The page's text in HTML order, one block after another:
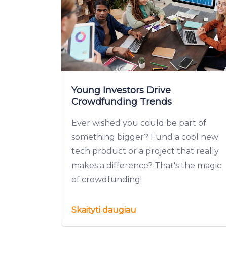
Young Investors Drive
Crowdfunding Trends
Ever wished you could be part of
something bigger? Fund a cool new
tech product or a project that really
makes a difference? That's the magic
of crowdfunding!
Skaityti daugiau